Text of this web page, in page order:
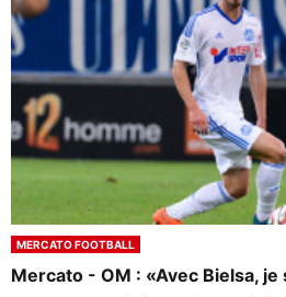
MERCATO FOOTBALL
Mercato - OM : «Avec Bielsa,